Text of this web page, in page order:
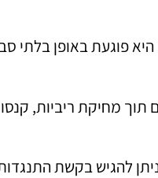
פוגעת באופן בלתי
תוך מחיקת ריביות,
להגיש בקשת